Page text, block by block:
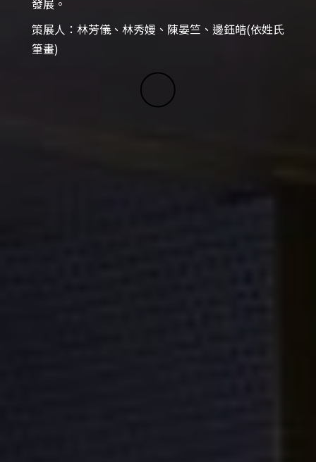
策展人：林芳儀、林秀嫚、陳晏竺、邊鈺皓(依姓氏
筆畫)